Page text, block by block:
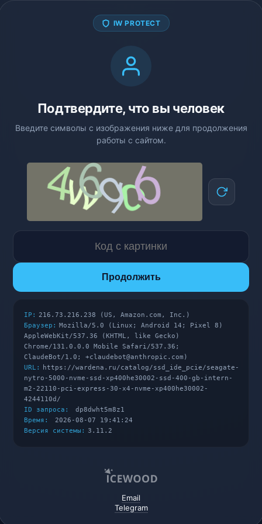
IW PROTECT
Подтвердите, что вы человек
Введите символы с изображения ниже для продолжения
работы с сайтом.
Продолжить
IP: 216.73.216.238 (US, Amazon.com, Inc.)
Браузер: Mozilla/5.0 (Linux; Android 14; Pixel 8)
AppleWebKit/537.36 (KHTML, like Gecko)
Chrome/131.0.0.0 Mobile Safari/537.36;
ClaudeBot/1.0; +claudebot@anthropic.com)
URL:
https://wardena.ru/catalog/ssd_ide_pcie/seagate-
nytro-5000-nvme-ssd-xp400he30002-ssd-400-gb-intern-
m2-22110-pci-express-30-x4-nvme-xp400he30002-
4244110d/
ID запроса:
dp8dwht5m8z1
Время:
2026-08-07 19:41:24
Версия системы: 3.11.2
Email
Telegram